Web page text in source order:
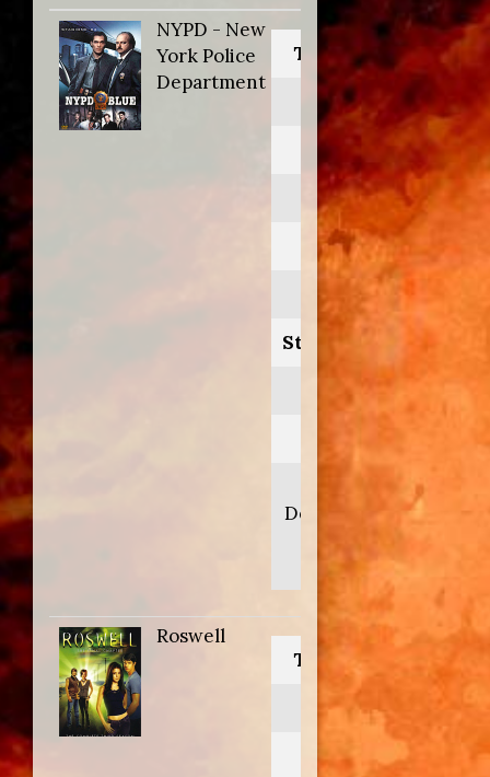
NYPD - New
York Police
Department
Titolo originale:
NYPD Blue
1995
Personaggio:
Vinnie Greco
Stagione.Episodio:
2.10-11-19
Deitch/Michael M.
Robin/Jorge
Montesi
Roswell
Titolo originale:
Roswell
Anno: